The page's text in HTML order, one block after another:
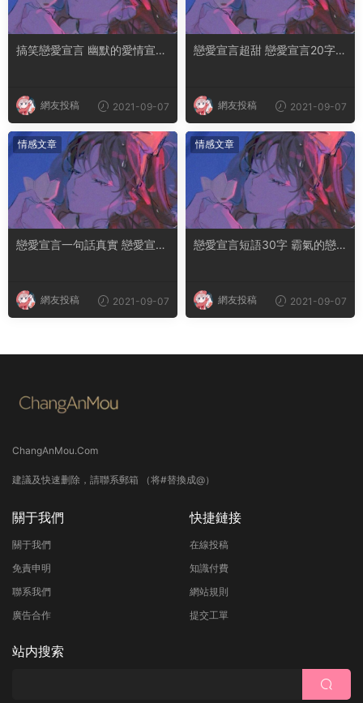
搞笑戀愛宣言 幽默的愛情宣言
網友投稿 2021-09-07
戀愛宣言超甜 戀愛宣言20字以
網友投稿 2021-09-07
情感文章
戀愛宣言一句話真實 戀愛宣言
網友投稿 2021-09-07
情感文章
戀愛宣言短語30字 霸氣的戀
網友投稿 2021-09-07
ChangAnMou.Com
建議及快速删除，請聯系郵箱 （将#替換成@）
關于我們
關于我們
免責申明
聯系我們
廣告合作
快捷鏈接
在線投稿
知識付費
網站規則
提交工單
站内搜索